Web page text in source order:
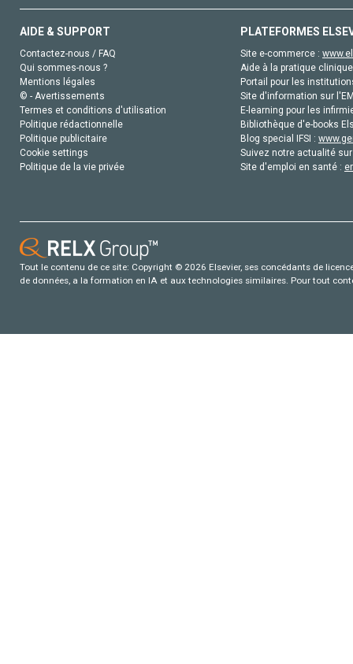
AIDE & SUPPORT
Contactez-nous / FAQ
Qui sommes-nous ?
Mentions légales
© - Avertissements
Termes et conditions d'utilisation
Politique rédactionnelle
Politique publicitaire
Cookie settings
Politique de la vie privée
PLATEFORMES
Site e-commerce :
Aide à la pratique
Portail pour les
Site d'information sur
E-learning pour les
Bibliothèque d'e-books
Blog special IFSI :
Suivez notre actualité
Site d'emploi en santé :
Tout le contenu de ce site: Copyright © 2026 Elsevier, ses concédants de
de données, a la formation en IA et aux technologies similaires. Pour tout